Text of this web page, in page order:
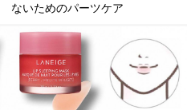
ないためのパーツケア